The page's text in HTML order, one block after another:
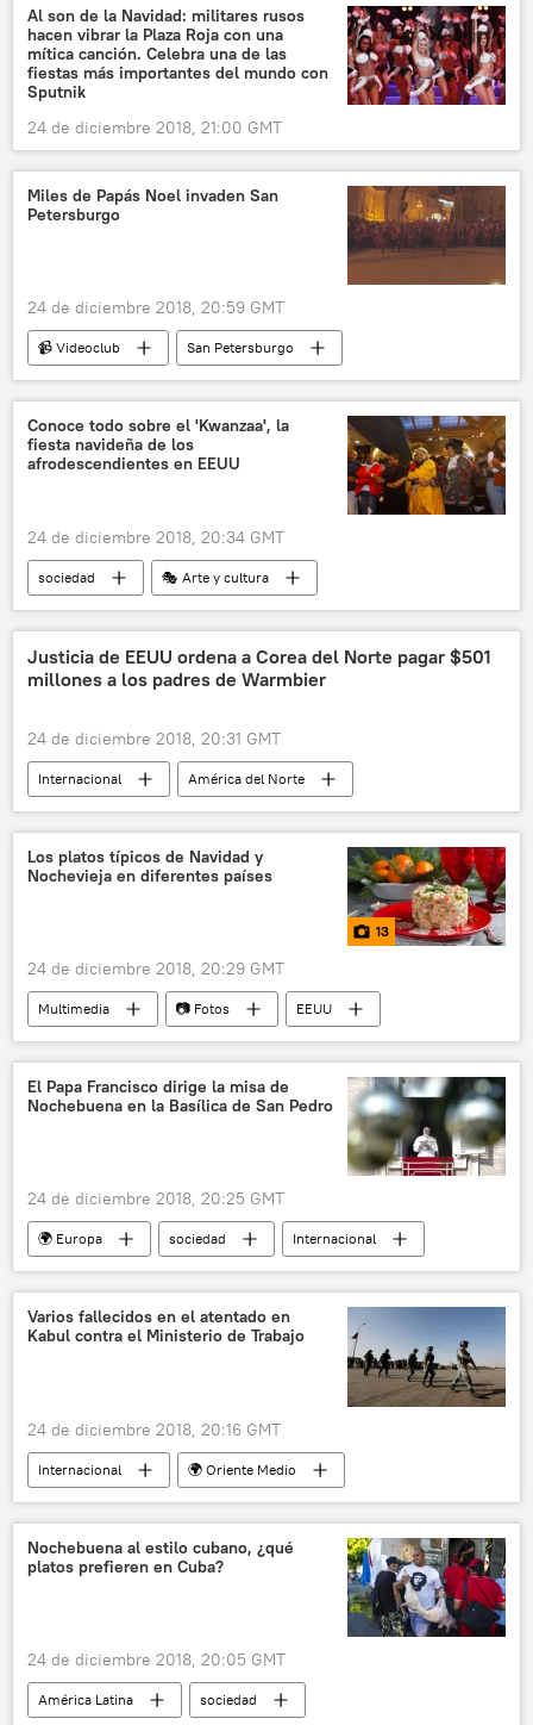
noticias
Al son de la Navidad: militares rusos
hacen vibrar la Plaza Roja con una
mítica canción. Celebra una de las
fiestas más importantes del mundo con
Sputnik
24 de diciembre 2018, 21:00 GMT
Miles de Papás Noel invaden San
Petersburgo
24 de diciembre 2018, 20:59 GMT
📹 Videoclub
San Petersburgo
Papá Noel
Navidad carrera
Conoce todo sobre el 'Kwanzaa', la
fiesta navideña de los
afrodescendientes en EEUU
24 de diciembre 2018, 20:34 GMT
sociedad
🎭 Arte y cultura
Internacional
América del Norte
EEUU
América del Norte
Navidad
Kwanzaa
festejos
tradiciones
Justicia de EEUU ordena a Corea del Norte pagar $501
millones a los padres de Warmbier
24 de diciembre 2018, 20:31 GMT
Internacional
América del Norte
EEUU
Corea del Norte
indemnización
🌏 Asia
educación
noticias
Los platos típicos de Navidad y
Nochevieja en diferentes países
13
24 de diciembre 2018, 20:29 GMT
Multimedia 📷 Fotos
EEUU
Francia
Reino Unido
Polonia
Japón
República Checa
Rumanía
Austria
Portugal
Islandia
El Papa Francisco dirige la misa de
Nochebuena en la Basílica de San Pedro
24 de diciembre 2018, 20:25 GMT
🌍 Europa sociedad
Internacional
religión
Vaticano
Papa Francisco
Navidad
misa noticias
Varios fallecidos en el atentado en
Kabul contra el Ministerio de Trabajo
24 de diciembre 2018, 20:16 GMT
Internacional
🌍 Oriente Medio
Afganistán
ataque
explosiones
víctimas
noticias
Nochebuena al estilo cubano, ¿qué
platos prefieren en Cuba?
24 de diciembre 2018, 20:05 GMT
América Latina
sociedad